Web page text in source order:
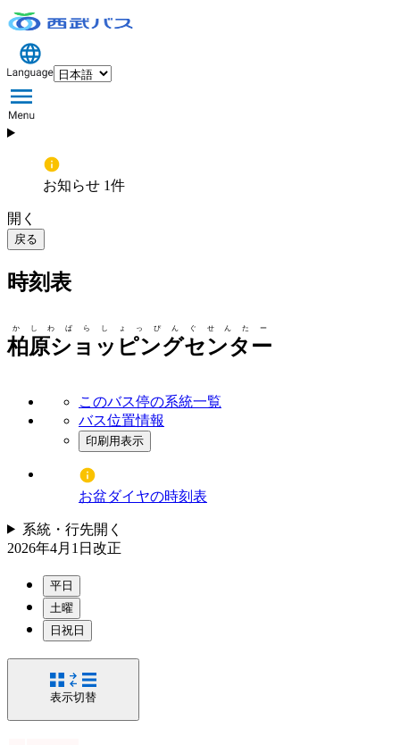
お知らせ 1件
開く
戻る
時刻表
柏原ショッピングセンター
かしわばらしょっぴんぐせんたー
このバス停の系統一覧
バス位置情報
印刷用表示
お盆ダイヤの時刻表
系統・行先開く
2026年4月1日 改正
平日
土曜
日祝日
表示切替